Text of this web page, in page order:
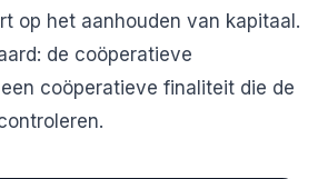
op het aanhouden van kapitaal.
de coöperatieve
coöperatieve finaliteit die de